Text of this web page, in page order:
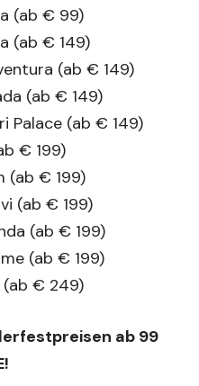
(ab € 99)
(ab € 149)
(ab € 149)
(ab € 149)
Palace (ab € 149)
€ 199)
(ab € 199)
(ab € 199)
(ab € 199)
(ab € 199)
(ab € 249)
ab 99